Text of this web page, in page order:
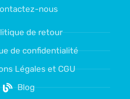
nous
de retour
de confidentialité
Légales et CGU
Blog